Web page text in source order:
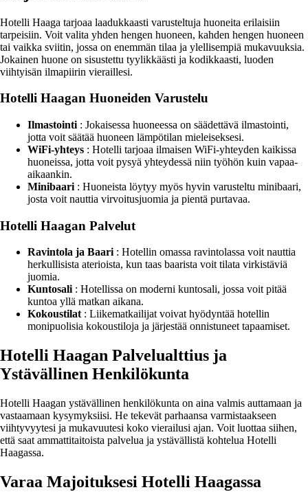
Hotelli Haaga tarjoaa laadukkaasti varusteltuja huoneita erilaisiin
tarpeisiin. Voit valita yhden hengen huoneen, kahden hengen huoneen
tai vaikka sviitin, jossa on enemmän tilaa ja ylellisempiä mukavuuksia.
Jokainen huone on sisustettu tyylikkäästi ja kodikkaasti, luoden
viihtyisän ilmapiirin vieraillesi.
Hotelli Haagan Huoneiden Varustelu
Ilmastointi : Jokaisessa huoneessa on säädettävä ilmastointi,
jotta voit säätää huoneen lämpötilan mieleiseksesi.
WiFi-yhteys : Hotelli tarjoaa ilmaisen WiFi-yhteyden kaikissa
huoneissa, jotta voit pysyä yhteydessä niin työhön kuin vapaa-
aikaankin.
Minibaari : Huoneista löytyy myös hyvin varusteltu minibaari,
josta voit nauttia virvoitusjuomia ja pientä purtavaa.
Hotelli Haagan Palvelut
Ravintola ja Baari : Hotellin omassa ravintolassa voit nauttia
herkullisista aterioista, kun taas baarista voit tilata virkistäviä
juomia.
Kuntosali : Hotellissa on moderni kuntosali, jossa voit pitää
kuntoa yllä matkan aikana.
Kokoustilat : Liikematkailijat voivat hyödyntää hotellin
monipuolisia kokoustiloja ja järjestää onnistuneet tapaamiset.
Hotelli Haagan Palvelualttius ja
Ystävällinen Henkilökunta
Hotelli Haagan ystävällinen henkilökunta on aina valmis auttamaan ja
vastaamaan kysymyksiisi. He tekevät parhaansa varmistaakseen
viihtyvyytesi ja mukavuutesi koko vierailusi ajan. Voit luottaa siihen,
että saat ammattitaitoista palvelua ja ystävällistä kohtelua Hotelli
Haagassa.
Varaa Majoituksesi Hotelli Haagassa